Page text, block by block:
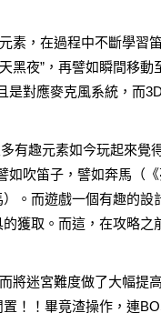
素，在過程中不斷學習
黑夜”，再譬如瞬間移
對應麥克風系統，而
有趣元素如今玩起來覺
吹笛子，譬如奔馬（《
。而遊戲一個有趣的設
獲取。而這，在攻略之
將迷宮難度做了大幅提
！！畢竟渣操作，連